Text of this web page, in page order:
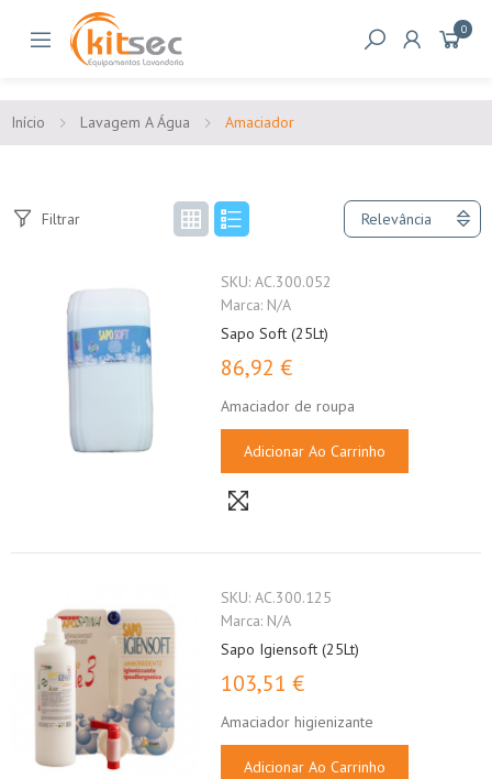
0
Início Lavagem A Água Amaciador
Filtrar Relevância
SKU:AC.300.052
Marca: N/A
Sapo Soft (25Lt)
86,92 €
Amaciador de roupa
Adicionar Ao Carrinho
SKU:AC.300.125
Marca: N/A
Sapo Igiensoft (25Lt)
103,51 €
Amaciador higienizante
Adicionar Ao Carrinho